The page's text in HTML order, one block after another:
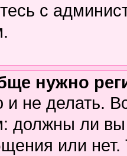
с
нужно
не делать.
должны ли вы
или